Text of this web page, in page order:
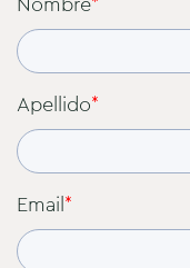
Apellido*
Email*